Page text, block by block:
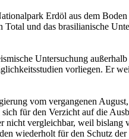
Erdöl aus dem
und das brasilianische
Untersuchung
vorliegen. Er
vom vergangenen
für den Verzicht auf die
nicht vergleichbar, weil
wiederholt für den Schutz